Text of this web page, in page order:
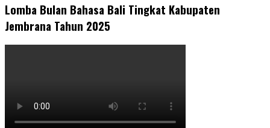
Lomba Bulan Bahasa Bali Tingkat Kabupaten
Jembrana Tahun 2025